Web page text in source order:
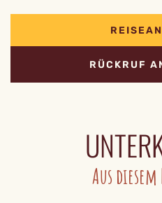
RÜCKRUF
Aus diesem